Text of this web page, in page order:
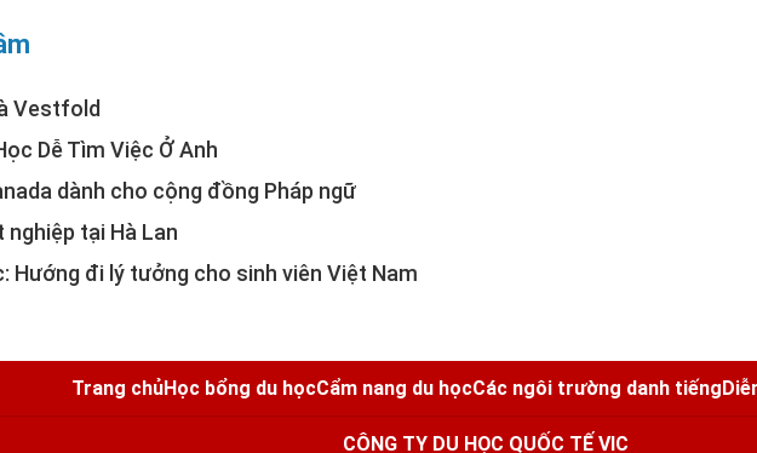
Vestfold
Dễ Tìm Việc Ở Anh
dành cho cộng đồng Pháp ngữ
tại Hà Lan
Hướng đi lý tưởng cho sinh viên Việt Nam
Trang chủHọc bổng du họcCẩm nang du họcCác ngôi trường danh tiếng
CÔNG TY DU HỌC QUỐC TẾ VIC